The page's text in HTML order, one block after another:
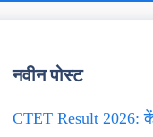
नवीन पोस्ट
CTET Result 2026: